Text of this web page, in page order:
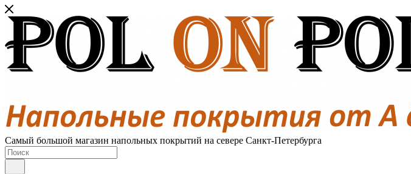
Самый большой магазин напольных покрытий на севере Санкт-Петербурга